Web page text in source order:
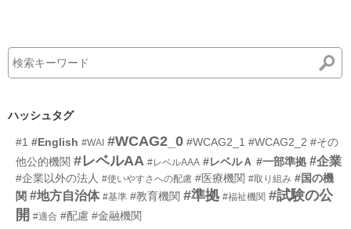
ハッシュタグ
#1 #English #WAI #WCAG2_0 #WCAG2_1 #WCAG2_2 #その
他公的機関 #レベルAA #レベルAAA #レベルＡ #一部準拠 #企業
#企業以外の法人 #使いやすさへの配慮 #医療機関 #取り組み #国の機
関 #地方自治体 #基準 #教育機関 #準拠 #福祉機関 #試験の公
開 #適合 #配慮 #金融機関